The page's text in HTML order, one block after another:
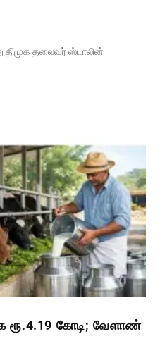
தலைவர் ஸ்டாலின்
கோடி; வேளாண்